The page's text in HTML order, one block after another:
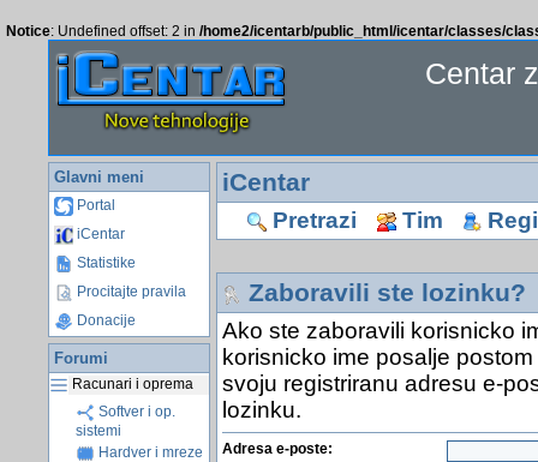
Notice: Undefined offset: 2 in /home2/icentarb/public_html/icentar/classes/
Centar
Glavni meni
Portal
iCentar
Statistike
Procitajte pravila
Donacije
Forumi
Racunari i oprema
Softver i op.
sistemi
Hardver i mreze
iCentar
Pretrazi Tim
Zaboravili ste lozinku?
Ako ste zaboravili korisnicko
korisnicko ime posalje
svoju registriranu adresu e-
lozinku.
Adresa e-poste: